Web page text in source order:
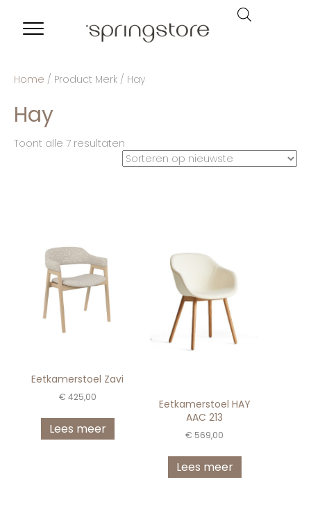
Home / Product Merk / Hay
Hay
Toont alle 7 resultaten
Eetkamerstoel Zavi
€ 425,00
Lees meer
Eetkamerstoel HAY
AAC 213
€ 569,00
Lees meer